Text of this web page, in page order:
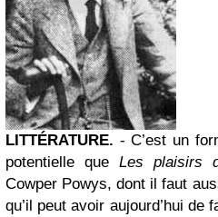
LITTÉRATURE. - C’est un
potentielle que Les plaisirs
Cowper Powys, dont il faut
qu’il peut avoir aujourd’hui de